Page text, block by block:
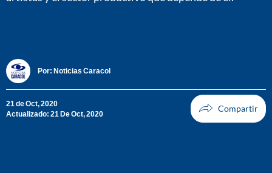
Por: Noticias Caracol
21 de Oct, 2020
Actualizado: 21 De Oct, 2020